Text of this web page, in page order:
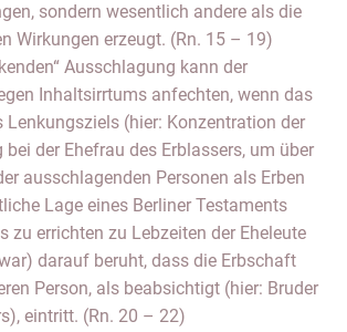
sondern wesentlich andere als die
Wirkungen erzeugt. (Rn. 15 – 19)
Ausschlagung kann der
Inhaltsirrtums anfechten, wenn das
Lenkungsziels (hier: Konzentration der
bei der Ehefrau des Erblassers, um über
ausschlagenden Personen als Erben
Lage eines Berliner Testaments
zu errichten zu Lebzeiten der Eheleute
darauf beruht, dass die Erbschaft
Person, als beabsichtigt (hier: Bruder
eintritt. (Rn. 20 – 22)